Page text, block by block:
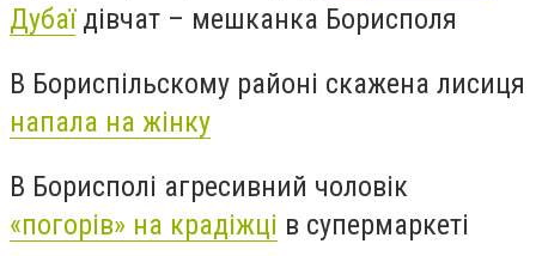
Дубаїдівчат – мешканка Борисполя
В Бориспільскому районі скажена лисиця
напала на жінку
В Борисполі агресивний чоловік
«погорів» на крадіжці в супермаркеті